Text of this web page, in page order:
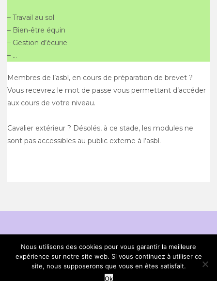
– Travail au sol
– Bien-être équin
– Gestion d’écurie
– …
Membres de l’asbl, en cours de préparation de brevet ?
Vous recevrez le mot de passe vous permettant d’accéder
aux cours de votre niveau.
Cavalier extérieur ? Désolés, à ce stade, les modules ne
sont pas accessibles au public externe à l’asbl.
© All Right Reserved ABC
Just News
Nous utilisons des cookies pour vous garantir la meilleure
expérience sur notre site web. Si vous continuez à utiliser ce
site, nous supposerons que vous en êtes satisfait.
Ok